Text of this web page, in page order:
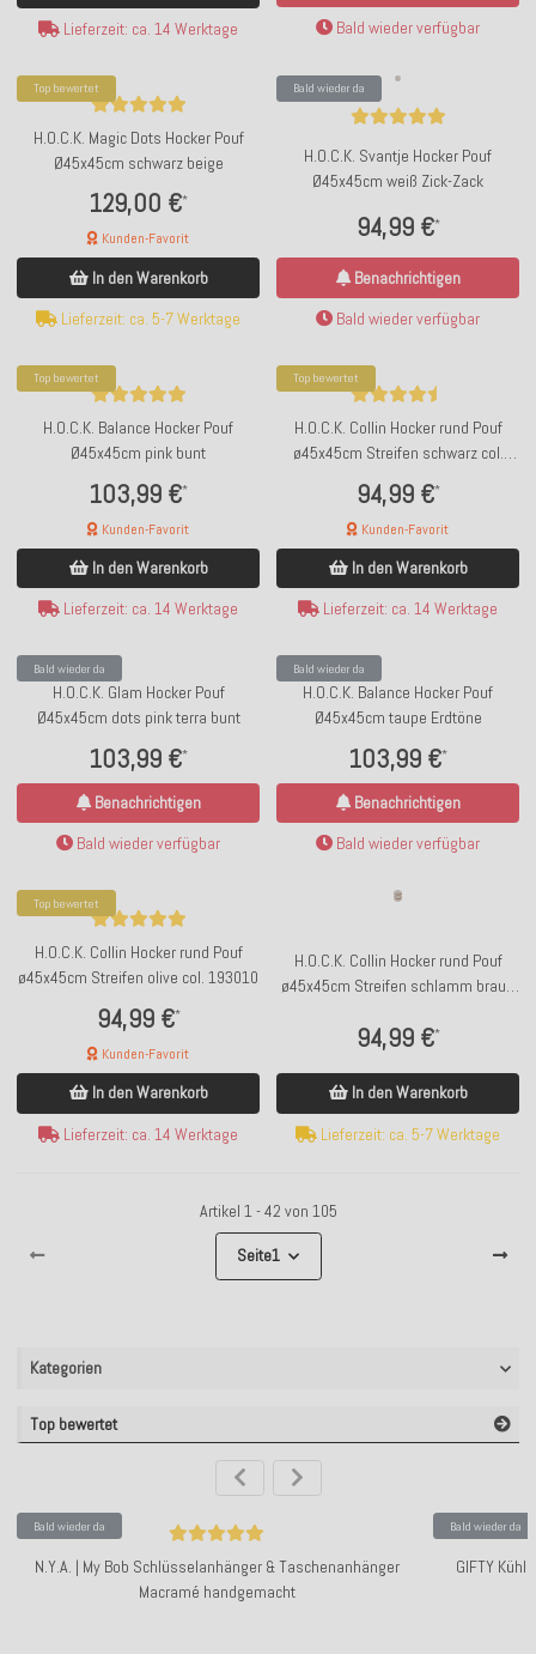
Lieferzeit: ca. 14 Werktage
Bald wieder verfügbar
Top bewertet
H.O.C.K. Magic Dots Hocker Pouf
Ø45x45cm schwarz beige
129,00 €*
Kunden-Favorit
In den Warenkorb
Lieferzeit: ca. 5-7 Werktage
Bald wieder da
H.O.C.K. Svantje Hocker Pouf
Ø45x45cm weiß Zick-Zack
94,99 €*
Benachrichtigen
Bald wieder verfügbar
Top bewertet
H.O.C.K. Balance Hocker Pouf
Ø45x45cm pink bunt
103,99 €*
Kunden-Favorit
In den Warenkorb
Lieferzeit: ca. 14 Werktage
Top bewertet
H.O.C.K. Collin Hocker rund Pouf
ø45x45cm Streifen schwarz col.
94,99 €*
Kunden-Favorit
In den Warenkorb
Lieferzeit: ca. 14 Werktage
Bald wieder da
H.O.C.K. Glam Hocker Pouf
Ø45x45cm dots pink terra bunt
103,99 €*
Benachrichtigen
Bald wieder verfügbar
Bald wieder da
H.O.C.K. Balance Hocker Pouf
Ø45x45cm taupe Erdtöne
103,99 €*
Benachrichtigen
Bald wieder verfügbar
Top bewertet
H.O.C.K. Collin Hocker rund Pouf
ø45x45cm Streifen olive col. 193010
94,99 €*
Kunden-Favorit
In den Warenkorb
Lieferzeit: ca. 14 Werktage
H.O.C.K. Collin Hocker rund Pouf
ø45x45cm Streifen schlamm braun
94,99 €*
In den Warenkorb
Lieferzeit: ca. 5-7 Werktage
Artikel 1 - 42 von 105
Seite1
Kategorien
Top bewertet
Bald wieder da
N.Y.A. | My Bob Schlüsselanhänger & Taschenanhänger
Macramé handgemacht
Bald wieder da
GIFTY